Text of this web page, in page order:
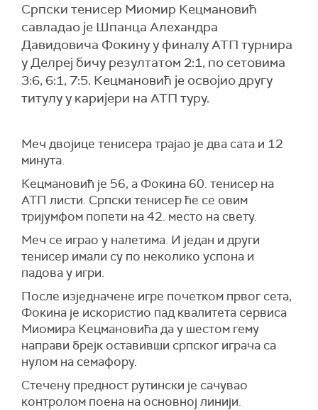
Српски тенисер Миомир Кецмановић
савладао је Шпанца Алехандра
Давидовича Фокину у финалу АТП турнира
у Делреј бичу резултатом 2:1, по сетовима
3:6, 6:1, 7:5. Кецмановић је освојио другу
титулу у каријери на АТП туру.
Меч двојице тенисера трајао је два сата и 12
минута.
Кецмановић је 56, а Фокина 60. тенисер на
АТП листи. Српски тенисер ће се овим
тријумфом попети на 42. место на свету.
Меч се играо у налетима. И један и други
тенисер имали су по неколико успона и
падова у игри.
После изједначене игре почетком првог сета,
Фокина је искористио пад квалитета сервиса
Миомира Кецмановића да у шестом гему
направи брејк оставивши српског играча са
нулом на семафору.
Стечену предност рутински је сачувао
контролом поена на основној линији.